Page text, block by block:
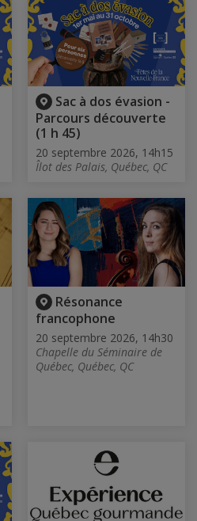
Sac à dos évasion -
Parcours découverte
(1 h 45)
20 septembre 2026, 14h15
Îlot des Palais, Québec, QC
Résonance
francophone
20 septembre 2026, 14h30
Chapelle du Séminaire de
Québec, Québec, QC